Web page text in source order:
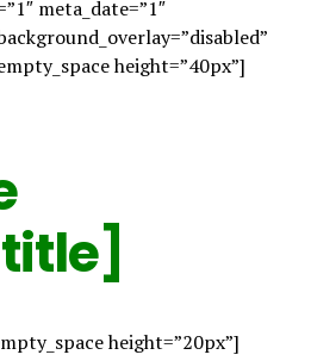
meta_date=”1″
height=”40px”]
height=”20px”]